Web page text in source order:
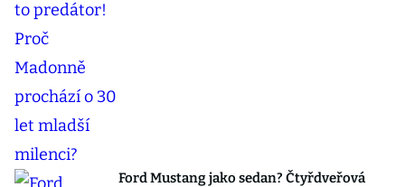
Ford Mustang jako sedan? Čtyřdveřová